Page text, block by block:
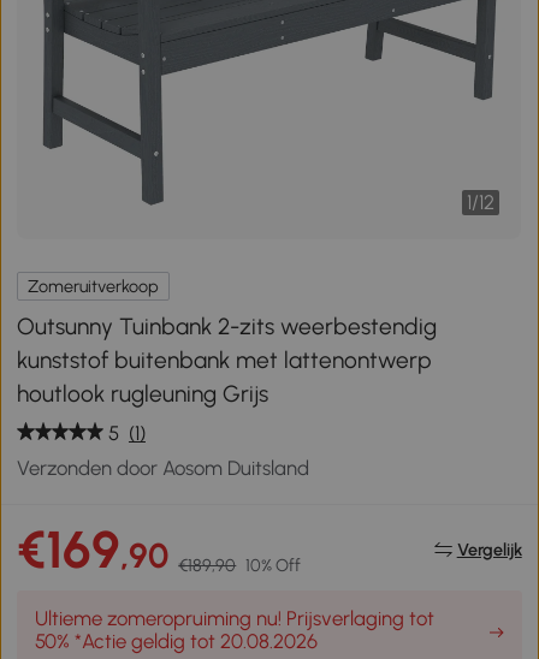
1/12
Zomeruitverkoop
Outsunny Tuinbank 2-zits weerbestendig
kunststof buitenbank met lattenontwerp
houtlook rugleuning Grijs
5 (1)
Verzonden door Aosom Duitsland
€169,90 €189,90 10% Off
Vergelijk
Ultieme zomeropruiming nu! Prijsverlaging tot
50% *Actie geldig tot 20.08.2026